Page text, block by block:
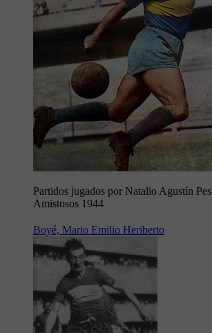
Partidos jugados por Natalio Agustín
Amistosos 1944
Boyé, Mario Emilio Heriberto